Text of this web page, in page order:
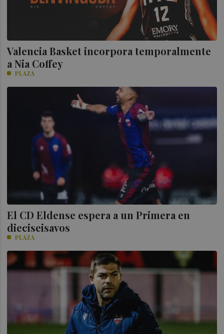
Valencia Basket incorpora temporalmente
a Nia Coffey
PLAZA
El CD Eldense espera a un Primera en
dieciseisavos
PLAZA